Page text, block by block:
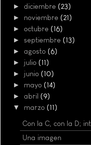
► diciembre (23)
► noviembre (21)
► octubre (16)
► septiembre (13)
► agosto (6)
► julio (11)
► junio (10)
► mayo (14)
► abril (9)
▼ marzo (11)
Con la C, con la D;
Una imagen